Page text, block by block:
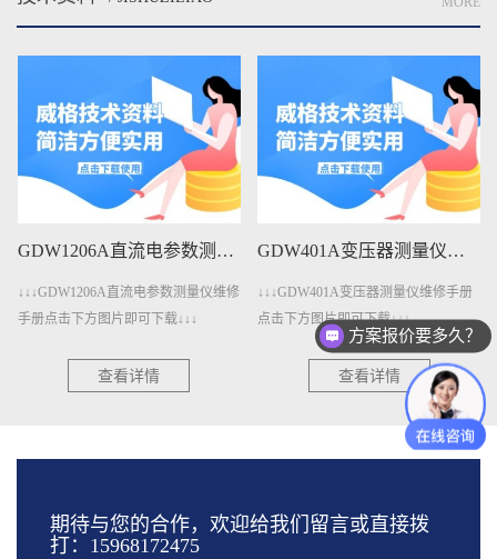
GDW1206A直流电参数测量仪维修手册下载
直流电参数测量仪维修
方图片即可下载↓↓↓
GDW401A变压器测量仪维修手册下载
↓↓↓GDW401A变压器测量仪维修手册
点击下方图片即可下载↓↓↓
击下方图片
期待与您的合作，欢迎给我们留言或直接拨
打：15968172475
方案报价要多久？